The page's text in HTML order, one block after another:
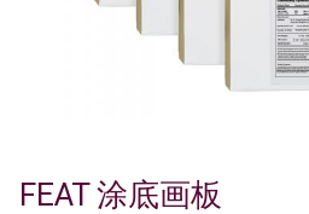
FEAT 涂底画板